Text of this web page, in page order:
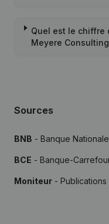
Quel est le chiffre
Meyere
Sources
BNB - Banque
BCE - Banque-
Moniteur -